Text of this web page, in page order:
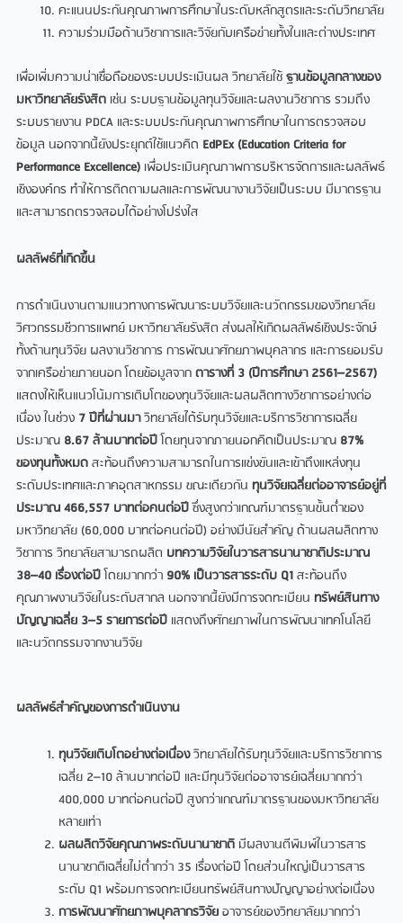
คะแนนประกันคุณภาพการศึกษาในระดับหลักสูตรและระดับวิทยาลัย
ความร่วมมือด้านวิชาการและวิจัยกับเครือข่ายทั้งในและต่างประเทศ
เพื่อเพิ่มความน่าเชื่อถือของระบบประเมินผล วิทยาลัยใช้ฐานข้อมูลกลางของ
มหาวิทยาลัยรังสิต เช่น ระบบฐานข้อมูลทุนวิจัยและผลงานวิชาการ รวมถึง
ระบบรายงาน PDCA และระบบประกันคุณภาพการศึกษาในการตรวจสอบ
ข้อมูล นอกจากนี้ยังประยุกต์ใช้แนวคิด EdPEx (Education Criteria for
Performance Excellence) เพื่อประเมินคุณภาพการบริหารจัดการและผลลัพธ์
เชิงองค์กร ทำให้การติดตามผลและการพัฒนางานวิจัยเป็นระบบ มีมาตรฐาน
และสามารถตรวจสอบได้อย่างโปร่งใส
ผลลัพธ์ที่เกิดขึ้น
การดำเนินงานตามแนวทางการพัฒนาระบบวิจัยและนวัตกรรมของวิทยาลัย
วิศวกรรมชีวการแพทย์ มหาวิทยาลัยรังสิต ส่งผลให้เกิดผลลัพธ์เชิงประจักษ์
ทั้งด้านทุนวิจัย ผลงานวิชาการ การพัฒนาศักยภาพบุคลากร และการยอมรับ
จากเครือข่ายภายนอก โดยข้อมูลจากตารางที่3 (ปีการศึกษา 2561–2567)
แสดงให้เห็นแนวโน้มการเติบโตของทุนวิจัยและผลผลิตทางวิชาการอย่างต่อ
เนื่อง ในช่วง 7 ปีที่ผ่านมาวิทยาลัยได้รับทุนวิจัยและบริการวิชาการเฉลี่ย
ประมาณ 8.67 ล้านบาทต่อปีโดยทุนจากภายนอกคิดเป็นประมาณ 87%
ของทุนทั้งหมดสะท้อนถึงความสามารถในการแข่งขันและเข้าถึงแหล่งทุน
ระดับประเทศและภาคอุตสาหกรรม ขณะเดียวกันทุนวิจัยเฉลี่ยต่ออาจารย์อยู่ที่
ประมาณ466,557 บาทต่อคนต่อปีซึ่งสูงกว่าเกณฑ์มาตรฐานขั้นต่ำของ
มหาวิทยาลัย (60,000 บาทต่อคนต่อปี) อย่างมีนัยสำคัญ ด้านผลผลิตทาง
วิชาการ วิทยาลัยสามารถผลิต บทความวิจัยในวารสารนานาชาติประมาณ
38–40 เรื่องต่อปีโดยมากกว่า 90% เป็นวารสารระดับ Q1สะท้อนถึง
คุณภาพงานวิจัยในระดับสากล นอกจากนี้ยังมีการจดทะเบียนทรัพย์สินทาง
ปัญญาเฉลี่ย 3–5 รายการต่อปี แสดงถึงศักยภาพในการพัฒนาเทคโนโลยี
และนวัตกรรมจากงานวิจัย
ผลลัพธ์สำคัญของการดำเนินงาน
ทุนวิจัยเติบโตอย่างต่อเนื่องวิทยาลัยได้รับทุนวิจัยและบริการวิชาการ
เฉลี่ย 2–10 ล้านบาทต่อปี และมีทุนวิจัยต่ออาจารย์เฉลี่ยมากกว่า
400,000 บาทต่อคนต่อปี สูงกว่าเกณฑ์มาตรฐานของมหาวิทยาลัย
หลายเท่า
ผลผลิตวิจัยคุณภาพระดับนานาชาติมีผลงานตีพิมพ์ในวารสาร
นานาชาติเฉลี่ยไม่ต่ำกว่า 35 เรื่องต่อปี โดยส่วนใหญ่เป็นวารสาร
ระดับ Q1 พร้อมการจดทะเบียนทรัพย์สินทางปัญญาอย่างต่อเนื่อง
การพัฒนาศักยภาพบุคลากรวิจัยอาจารย์ของวิทยาลัยมากกว่า